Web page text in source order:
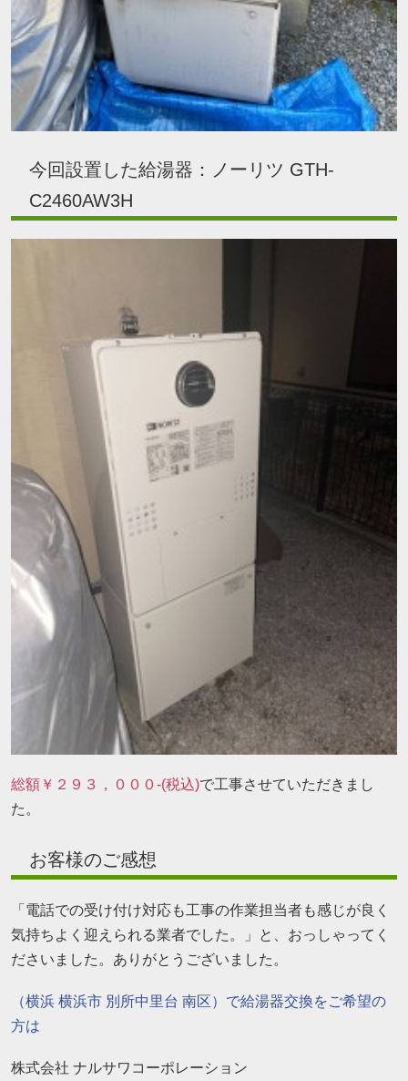
今回設置した給湯器：ノーリツ GTH-
C2460AW3H
総額￥２９３，０００-(税込)で工事させていただきまし
た。
お客様のご感想
「電話での受け付け対応も工事の作業担当者も感じが良く
気持ちよく迎えられる業者でした。」と、おっしゃってく
ださいました。ありがとうございました。
（横浜 横浜市 別所中里台 南区）で給湯器交換をご希望の
方は
株式会社 ナルサワコーポレーション